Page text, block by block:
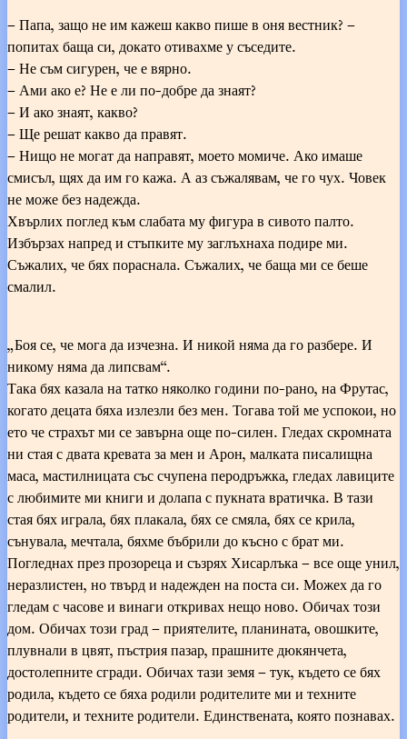
– Папа, защо не им кажеш какво пише в оня вестник? –
попитах баща си, докато отивахме у съседите.
– Не съм сигурен, че е вярно.
– Ами ако е? Не е ли по-добре да знаят?
– И ако знаят, какво?
– Ще решат какво да правят.
– Нищо не могат да направят, моето момиче. Ако имаше
смисъл, щях да им го кажа. А аз съжалявам, че го чух. Човек
не може без надежда.
Хвърлих поглед към слабата му фигура в сивото палто.
Избързах напред и стъпките му заглъхнаха подире ми.
Съжалих, че бях пораснала. Съжалих, че баща ми се беше
смалил.
„Боя се, че мога да изчезна. И никой няма да го разбере. И
никому няма да липсвам“.
Така бях казала на татко няколко години по-рано, на Фрутас,
когато децата бяха излезли без мен. Тогава той ме успокои, но
ето че страхът ми се завърна още по-силен. Гледах скромната
ни стая с двата кревата за мен и Арон, малката писалищна
маса, мастилницата със счупена перодръжка, гледах лавиците
с любимите ми книги и долапа с пукната вратичка. В тази
стая бях играла, бях плакала, бях се смяла, бях се крила,
сънувала, мечтала, бяхме бъбрили до късно с брат ми.
Погледнах през прозореца и съзрях Хисарлъка – все още унил,
неразлистен, но твърд и надежден на поста си. Можех да го
гледам с часове и винаги откривах нещо ново. Обичах този
дом. Обичах този град – приятелите, планината, овошките,
плувнали в цвят, пъстрия пазар, прашните дюкянчета,
достолепните сгради. Обичах тази земя – тук, където се бях
родила, където се бяха родили родителите ми и техните
родители, и техните родители. Единствената, която познавах.